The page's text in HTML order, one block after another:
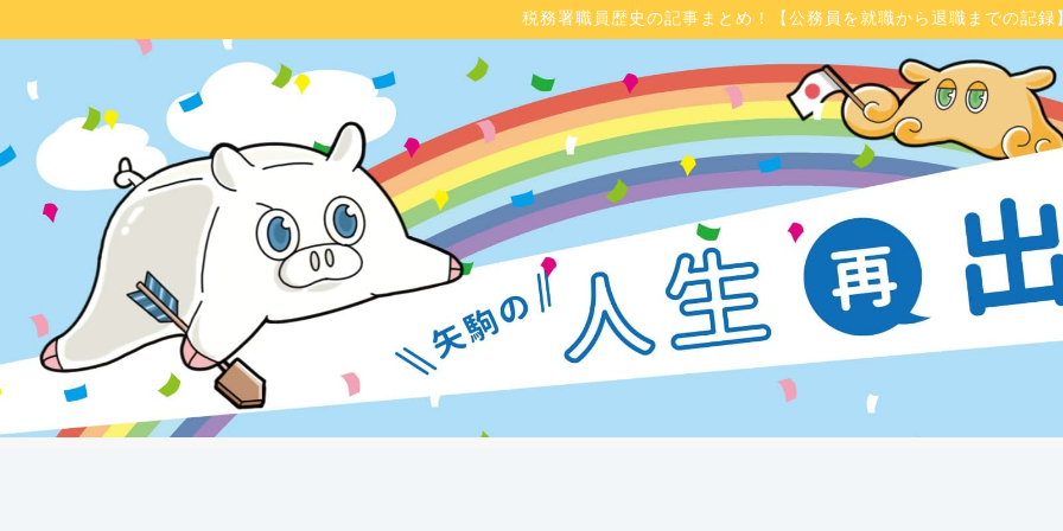
税務署職員歴史の記事まとめ！【公務員を就職から退職までの記録